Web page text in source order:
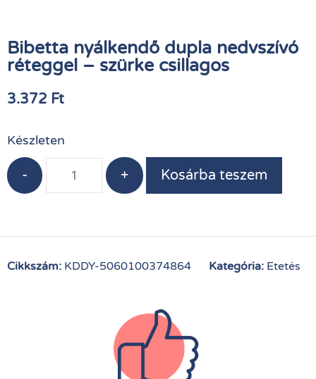
Bibetta nyálkendő dupla nedvszívó
réteggel – szürke csillagos
3.372 Ft
Készleten
- + Kosárba teszem
Cikkszám: KDDY-5060100374864 Kategória: Etetés